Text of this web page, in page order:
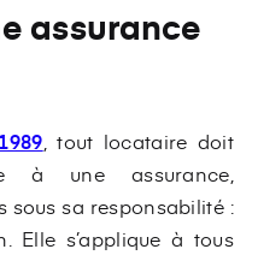
assurance
, tout locataire doit
à une assurance,
sous sa responsabilité :
Elle s’applique à tous